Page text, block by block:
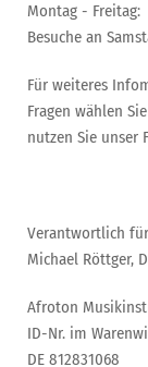
Montag -
Besuche an
Für weiteres
Fragen wählen
nutzen Sie unser
Verantwortlich
Michael Röttger,
Afroton
ID-Nr. im
DE 812831068